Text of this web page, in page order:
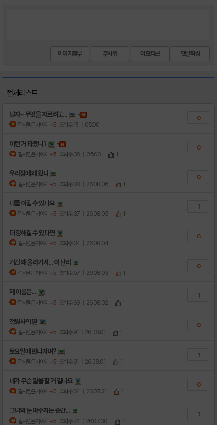
이미지첨부 주사위 이모티콘
전체리스트
낭자~ 무엇을 자르려고...
갈사람은가야지 +5 조회수:15 | 05:00
0
이런 거 타봤니?
갈사람은가야지 +5 조회수:38 | 05:00 1
0
우리집에 왜 왔니
갈사람은가야지 +5 조회수:38 | 26.08.06 1
0
나를 이길 수 있나요
갈사람은가야지 +5 조회수:37 | 26.08.05 1
1
더 강해질 수 있다면
갈사람은가야지 +5 조회수:34 | 26.08.04
0
거긴 왜 올라가서... 이 난리
갈사람은가야지 +5 조회수:57 | 26.08.03 1
0
제 이름은...
갈사람은가야지 +5 조회수:69 | 26.08.02 1
1
정원사의 딸
갈사람은가야지 +5 조회수:91 | 26.08.01 1
0
토요일에 만나자며?
갈사람은가야지 +5 조회수:91 | 26.08.01 1
1
내가 무슨 말을 할 거 같나요
갈사람은가야지 +5 조회수:64 | 26.07.31 1
0
그녀와 눈 마주치는 순간...
갈사람은가야지 +5 조회수:72 | 26.07.30 1
1